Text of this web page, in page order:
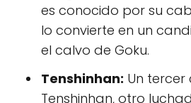
es conocido por su
lo convierte en un
el calvo de Goku.
Tenshinhan: Un
Tenshinhan, otro